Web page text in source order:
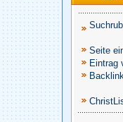
Seite
Eintrag